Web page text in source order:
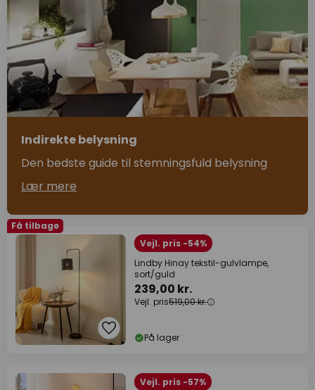
Indirekte belysning
Den bedste guide til stemningsfuld belysning
Lær mere
Få tilbage
Vejl. pris -54%
Lindby Hinay tekstil-gulvlampe,
sort/guld
239,00 kr.
Vejl. pris519,00 kr.
På lager
Vejl. pris -57%